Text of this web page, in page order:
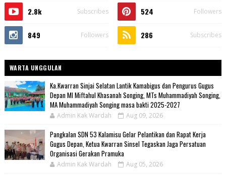
2.8k Subscribes 524 Followers
849 Followers 286 Subscribes
WARTA UNGGULAN
Ka.Kwarran Sinjai Selatan Lantik Kamabigus dan Pengurus Gugus
Depan MI Miftahul Khasanah Songing, MTs Muhammadiyah Songing,
MA Muhammadiyah Songing masa bakti 2025-2027
Admin Kak Wardah Aug 09, 2026
Pangkalan SDN 53 Kalamisu Gelar Pelantikan dan Rapat Kerja
Gugus Depan, Ketua Kwarran Sinsel Tegaskan Jaga Persatuan
Organisasi Gerakan Pramuka
Admin Kak Wardah Aug 05, 2026